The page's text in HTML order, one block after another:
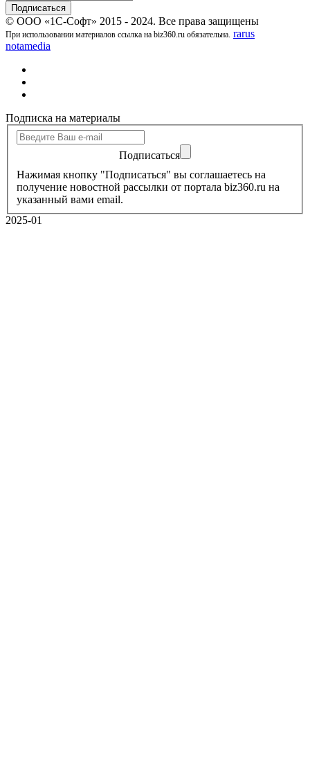
© ООО «1С-Софт» 2015 - 2024. Все права защищены
При использовании материалов ссылка на biz360.ru обязательна. rarus
notamedia
Подписка на материалы
Подписаться
Нажимая кнопку "Подписаться" вы соглашаетесь на
получение новостной рассылки от портала biz360.ru на
указанный вами email.
2025-01